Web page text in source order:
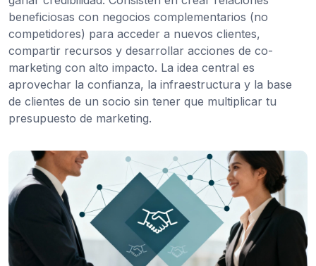
beneficiosas con negocios complementarios (no
competidores) para acceder a nuevos clientes,
compartir recursos y desarrollar acciones de co-
marketing con alto impacto. La idea central es
aprovechar la confianza, la infraestructura y la base
de clientes de un socio sin tener que multiplicar tu
presupuesto de marketing.